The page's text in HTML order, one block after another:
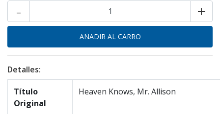
+
-
Detalles:
Título
Original
Heaven Knows, Mr. Allison